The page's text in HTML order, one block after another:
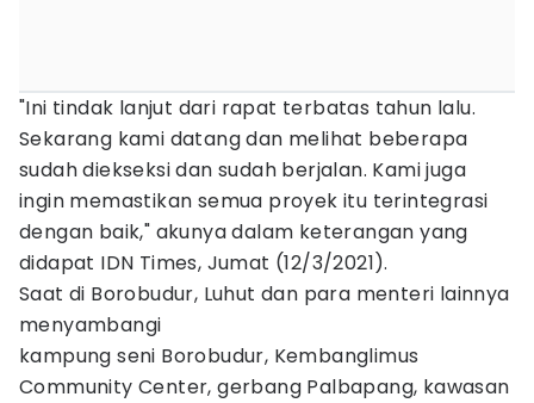
"Ini tindak lanjut dari rapat terbatas tahun lalu.
Sekarang kami datang dan melihat beberapa
sudah diekseksi dan sudah berjalan. Kami juga
ingin memastikan semua proyek itu terintegrasi
dengan baik," akunya dalam keterangan yang
didapat IDN Times, Jumat (12/3/2021).
Saat di Borobudur, Luhut dan para menteri lainnya
menyambangi
kampung seni Borobudur, Kembanglimus
Community Center, gerbang Palbapang, kawasan